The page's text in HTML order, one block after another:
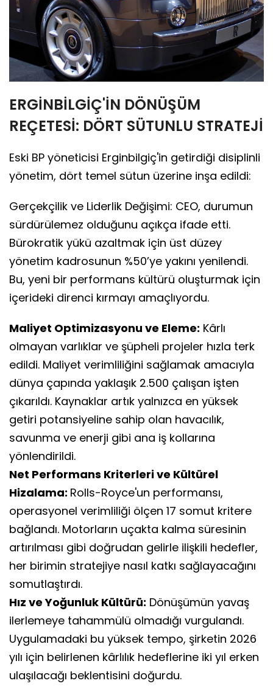
ERGİNBİLGİÇ'İN DÖNÜŞÜM
REÇETESİ: DÖRT SÜTUNLU STRATEJİ
Eski BP yöneticisi Erginbilgiç'in getirdiği disiplinli
yönetim, dört temel sütun üzerine inşa edildi:
Gerçekçilik ve Liderlik Değişimi: CEO, durumun
sürdürülemez olduğunu açıkça ifade etti.
Bürokratik yükü azaltmak için üst düzey
yönetim kadrosunun %50’ye yakını yenilendi.
Bu, yeni bir performans kültürü oluşturmak için
içerideki direnci kırmayı amaçlıyordu.
Maliyet Optimizasyonu ve Eleme: Kârlı
olmayan varlıklar ve şüpheli projeler hızla terk
edildi. Maliyet verimliliğini sağlamak amacıyla
dünya çapında yaklaşık 2.500 çalışan işten
çıkarıldı. Kaynaklar artık yalnızca en yüksek
getiri potansiyeline sahip olan havacılık,
savunma ve enerji gibi ana iş kollarına
yönlendirildi.
Net Performans Kriterleri ve Kültürel
Hizalama: Rolls-Royce'un performansı,
operasyonel verimliliği ölçen 17 somut kritere
bağlandı. Motorların uçakta kalma süresinin
artırılması gibi doğrudan gelirle ilişkili hedefler,
her birimin stratejiye nasıl katkı sağlayacağını
somutlaştırdı.
Hız ve Yoğunluk Kültürü: Dönüşümün yavaş
ilerlemeye tahammülü olmadığı vurgulandı.
Uygulamadaki bu yüksek tempo, şirketin 2026
yılı için belirlenen kârlılık hedeflerine iki yıl erken
ulaşılacağı beklentisini doğurdu.